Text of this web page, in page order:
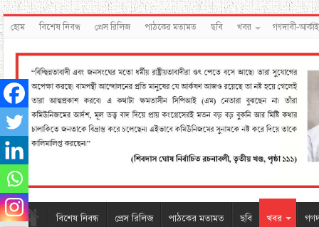
হোম বিশেষ নিবন্ধ প্রেস রিলিজ পাঠকের মতামত ছবি খবর গণদাবী-
বিশেষ নিবন্ধ প্রেস রিলিজ পাঠকের মতামত ছবি খবর